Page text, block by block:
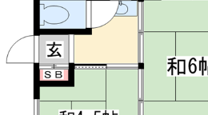
保証人不要物件
初期費用リーズナブル物件
都市ガス物件